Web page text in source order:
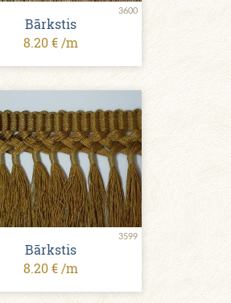
3600
Bārkstis
8.20 € /m
3599
Bārkstis
8.20 € /m